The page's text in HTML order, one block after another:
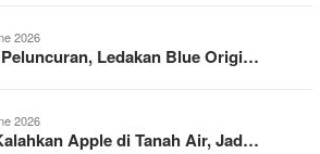
2026
Ledakan Blue Origi…
2026
Apple di Tanah Air, Jad…